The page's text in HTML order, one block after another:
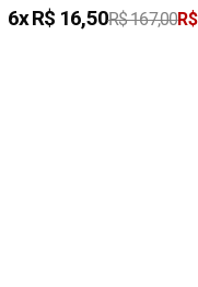
6 R$ 16,50R$167,00R$